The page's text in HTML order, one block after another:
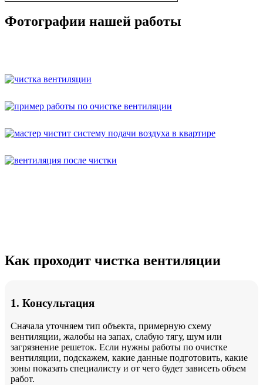
Фотографии нашей работы
Как проходит чистка вентиляции
1. Консультация
Сначала уточняем тип объекта, примерную схему
вентиляции, жалобы на запах, слабую тягу, шум или
загрязнение решеток. Если нужны работы по очистке
вентиляции, подскажем, какие данные подготовить, какие
зоны показать специалисту и от чего будет зависеть объем
работ.